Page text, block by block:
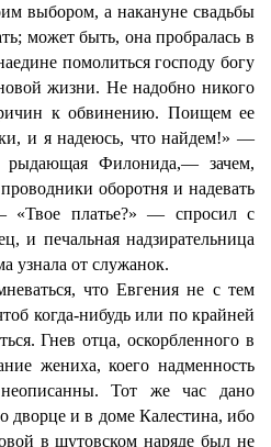
выбором, а накануне свадьбы
может быть, она пробралась в
помолиться господу богу
жизни. Не надобно никого
к обвинению. Поищем ее
и я надеюсь, что найдем!» —
Филонида,— зачем,
оборотня и надевать
«Твое платье?» — спросил с
и печальная надзирательница
узнала от служанок.
что Евгения не с тем
когда-нибудь или по крайней
Гнев отца, оскорбленного в
жениха, коего надменность
Тот же час дано
дворце и в доме Калестина, ибо
в шутовском наряде был не